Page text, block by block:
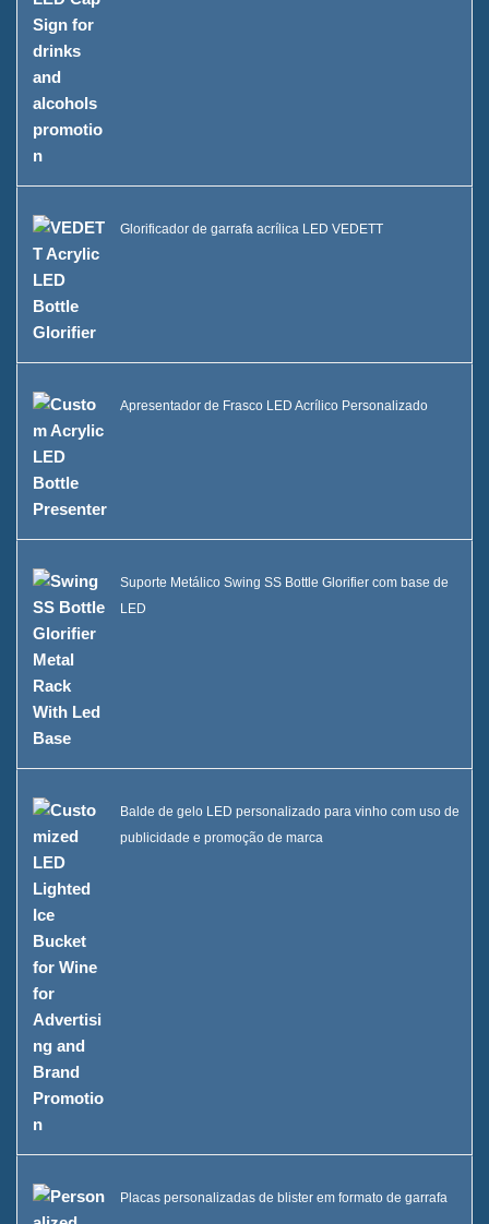
Glorificador de garrafa acrílica LED VEDETT
Apresentador de Frasco LED Acrílico Personalizado
Suporte Metálico Swing SS Bottle Glorifier com base de
LED
Balde de gelo LED personalizado para vinho com uso de
publicidade e promoção de marca
Placas personalizadas de blister em formato de garrafa